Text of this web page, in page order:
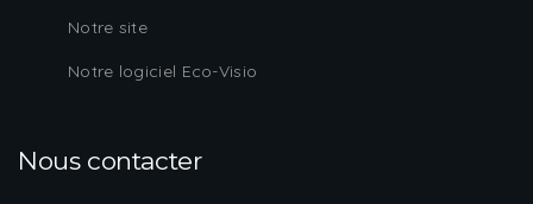
Notre site
Notre logiciel Eco-Visio
Nous contacter